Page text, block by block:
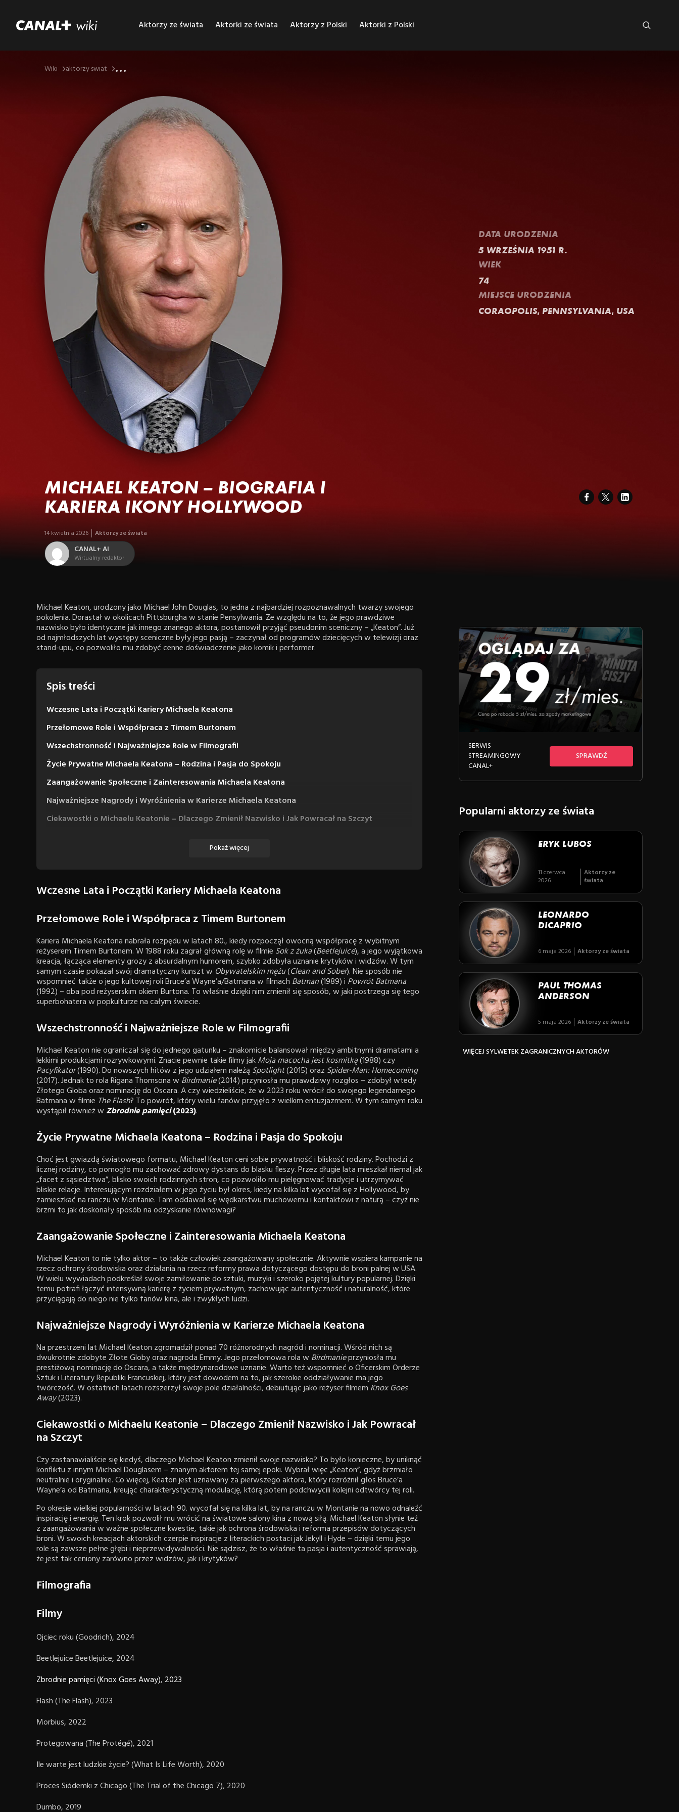
Aktorzy ze świata Aktorki ze świata Aktorzy z Polski Aktorki z Polski
Wiki aktorzy swiat ...
DATA URODZENIA
5 WRZEŚNIA 1951 R.
WIEK
74
MIEJSCE URODZENIA
CORAOPOLIS, PENNSYLVANIA, USA
MICHAEL KEATON – BIOGRAFIA I
KARIERA IKONY HOLLYWOOD
14 kwietnia 2026 Aktorzy ze świata
CANAL+ AI
Wirtualny redaktor
Michael Keaton, urodzony jako Michael John Douglas, to jedna z najbardziej rozpoznawalnych twarzy swojego
pokolenia. Dorastał w okolicach Pittsburgha w stanie Pensylwania. Ze względu na to, że jego prawdziwe
nazwisko było identyczne jak innego znanego aktora, postanowił przyjąć pseudonim sceniczny – „Keaton”. Już
od najmłodszych lat występy sceniczne były jego pasją – zaczynał od programów dziecięcych w telewizji oraz
stand-upu, co pozwoliło mu zdobyć cenne doświadczenie jako komik i performer.
Spis treści
Wczesne Lata i Początki Kariery Michaela Keatona
Przełomowe Role i Współpraca z Timem Burtonem
Wszechstronność i Najważniejsze Role w Filmografii
Życie Prywatne Michaela Keatona – Rodzina i Pasja do Spokoju
Zaangażowanie Społeczne i Zainteresowania Michaela Keatona
Najważniejsze Nagrody i Wyróżnienia w Karierze Michaela Keatona
Ciekawostki o Michaelu Keatonie – Dlaczego Zmienił Nazwisko i Jak Powracał na Szczyt
Pokaż więcej
Wczesne Lata i Początki Kariery Michaela Keatona
Przełomowe Role i Współpraca z Timem Burtonem
Kariera Michaela Keatona nabrała rozpędu w latach 80., kiedy rozpoczął owocną współpracę z wybitnym
reżyserem Timem Burtonem. W 1988 roku zagrał główną rolę w filmie Sok z żuka(Beetlejuice), a jego wyjątkowa
kreacja, łącząca elementy grozy z absurdalnym humorem, szybko zdobyła uznanie krytyków i widzów. W tym
samym czasie pokazał swój dramatyczny kunszt w Obywatelskim mężu(Clean and Sober). Nie sposób nie
wspomnieć także o jego kultowej roli Bruce’a Wayne’a/Batmana w filmach Batman(1989) i Powrót Batmana
(1992) – oba pod reżyserskim okiem Burtona. To właśnie dzięki nim zmienił się sposób, w jaki postrzega się tego
superbohatera w popkulturze na całym świecie.
Wszechstronność i Najważniejsze Role w Filmografii
Michael Keaton nie ograniczał się do jednego gatunku – znakomicie balansował między ambitnymi dramatami a
lekkimi produkcjami rozrywkowymi. Znacie pewnie takie filmy jakMoja macocha jest kosmitką(1988) czy
Pacyfikator(1990). Do nowszych hitów z jego udziałem należą Spotlight(2015) oraz Spider-Man: Homecoming
(2017). Jednak to rola Rigana Thomsona w Birdmanie(2014) przyniosła mu prawdziwy rozgłos – zdobył wtedy
Złotego Globa oraz nominację do Oscara. A czy wiedzieliście, że w 2023 roku wrócił do swojego legendarnego
Batmana w filmie The Flash? To powrót, który wielu fanów przyjęło z wielkim entuzjazmem. W tym samym roku
wystąpił również w Zbrodnie pamięci(2023).
Życie Prywatne Michaela Keatona – Rodzina i Pasja do Spokoju
Choć jest gwiazdą światowego formatu, Michael Keaton ceni sobie prywatność i bliskość rodziny. Pochodzi z
licznej rodziny, co pomogło mu zachować zdrowy dystans do blasku fleszy. Przez długie lata mieszkał niemal jak
„facet z sąsiedztwa”, blisko swoich rodzinnych stron, co pozwoliło mu pielęgnować tradycje i utrzymywać
bliskie relacje. Interesującym rozdziałem w jego życiu był okres, kiedy na kilka lat wycofał się z Hollywood, by
zamieszkać na ranczu w Montanie. Tam oddawał się wędkarstwu muchowemu i kontaktowi z naturą – czyż nie
brzmi to jak doskonały sposób na odzyskanie równowagi?
Zaangażowanie Społeczne i Zainteresowania Michaela Keatona
Michael Keaton to nie tylko aktor – to także człowiek zaangażowany społecznie. Aktywnie wspiera kampanie na
rzecz ochrony środowiska oraz działania na rzecz reformy prawa dotyczącego dostępu do broni palnej w USA.
W wielu wywiadach podkreślał swoje zamiłowanie do sztuki, muzyki i szeroko pojętej kultury popularnej. Dzięki
temu potrafi łączyć intensywną karierę z życiem prywatnym, zachowując autentyczność i naturalność, które
przyciągają do niego nie tylko fanów kina, ale i zwykłych ludzi.
Najważniejsze Nagrody i Wyróżnienia w Karierze Michaela Keatona
Na przestrzeni lat Michael Keaton zgromadził ponad 70 różnorodnych nagród i nominacji. Wśród nich są
dwukrotnie zdobyte Złote Globy oraz nagroda Emmy. Jego przełomowa rola w Birdmanieprzyniosła mu
prestiżową nominację do Oscara, a także międzynarodowe uznanie. Warto też wspomnieć o Oficerskim Orderze
Sztuk i Literatury Republiki Francuskiej, który jest dowodem na to, jak szerokie oddziaływanie ma jego
twórczość. W ostatnich latach rozszerzył swoje pole działalności, debiutując jako reżyser filmem Knox Goes
Away(2023).
Ciekawostki o Michaelu Keatonie – Dlaczego Zmienił Nazwisko i Jak Powracał
na Szczyt
Czy zastanawialiście się kiedyś, dlaczego Michael Keaton zmienił swoje nazwisko? To było konieczne, by uniknąć
konfliktu z innym Michael Douglasem – znanym aktorem tej samej epoki. Wybrał więc „Keaton”, gdyż brzmiało
neutralnie i oryginalnie. Co więcej, Keaton jest uznawany za pierwszego aktora, który rozróżnił głos Bruce’a
Wayne’a od Batmana, kreując charakterystyczną modulację, którą potem podchwycili kolejni odtwórcy tej roli.
Po okresie wielkiej popularności w latach 90. wycofał się na kilka lat, by na ranczu w Montanie na nowo odnaleźć
inspirację i energię. Ten krok pozwolił mu wrócić na światowe salony kina z nową siłą. Michael Keaton słynie też
z zaangażowania w ważne społeczne kwestie, takie jak ochrona środowiska i reforma przepisów dotyczących
broni. W swoich kreacjach aktorskich czerpie inspiracje z literackich postaci jak Jekyll i Hyde – dzięki temu jego
role są zawsze pełne głębi i nieprzewidywalności. Nie sądzisz, że to właśnie ta pasja i autentyczność sprawiają,
że jest tak ceniony zarówno przez widzów, jak i krytyków?
Filmografia
Filmy
Ojciec roku (Goodrich), 2024
Beetlejuice Beetlejuice, 2024
Zbrodnie pamięci (Knox Goes Away), 2023
Flash (The Flash), 2023
Morbius, 2022
Protegowana (The Protégé), 2021
Ile warte jest ludzkie życie? (What Is Life Worth), 2020
Proces Siódemki z Chicago (The Trial of the Chicago 7), 2020
Dumbo, 2019
SERWIS
STREAMINGOWY
CANAL+
SPRAWDŹ
Popularni aktorzy ze świata
ERYK LUBOS
11 czerwca
2026
Aktorzy ze
świata
LEONARDO
DICAPRIO
6 maja 2026 Aktorzy ze świata
PAUL THOMAS
ANDERSON
5 maja 2026 Aktorzy ze świata
WIĘCEJ SYLWETEK ZAGRANICZNYCH AKTORÓW